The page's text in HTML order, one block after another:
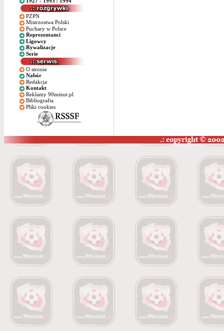
PZPN
Mistrzostwa Polski
Puchary w Polsce
Reprezentanci
Ligowcy
Rywalizacje
Serie
O stronie
Nabór
Redakcja
Kontakt
Reklamy 90minut.pl
Bibliografia
Pliki cookies